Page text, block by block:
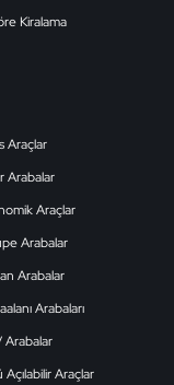
Kiralama
Araçlar
Arabalar
Araçlar
Arabalar
Arabalar
Arabaları
Arabalar
Açılabilir Araçlar